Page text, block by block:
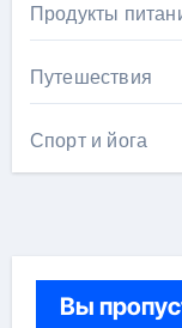
Продукты
Путешествия
Спорт и йога
Вы